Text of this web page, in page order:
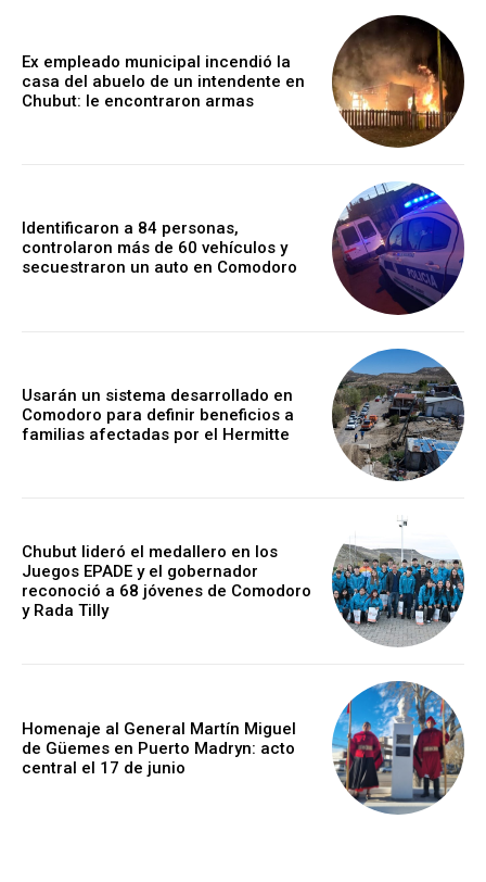
Ex empleado municipal incendió la
casa del abuelo de un intendente en
Chubut: le encontraron armas
Identificaron a 84 personas,
controlaron más de 60 vehículos y
secuestraron un auto en Comodoro
Usarán un sistema desarrollado en
Comodoro para definir beneficios a
familias afectadas por el Hermitte
Chubut lideró el medallero en los
Juegos EPADE y el gobernador
reconoció a 68 jóvenes de Comodoro
y Rada Tilly
Homenaje al General Martín Miguel
de Güemes en Puerto Madryn: acto
central el 17 de junio